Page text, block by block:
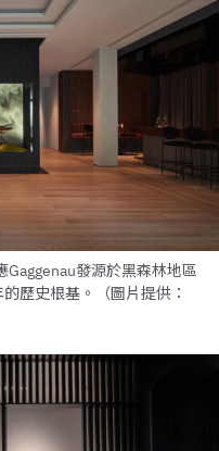
發源於黑森林地區
歷史根基。（圖片提供：